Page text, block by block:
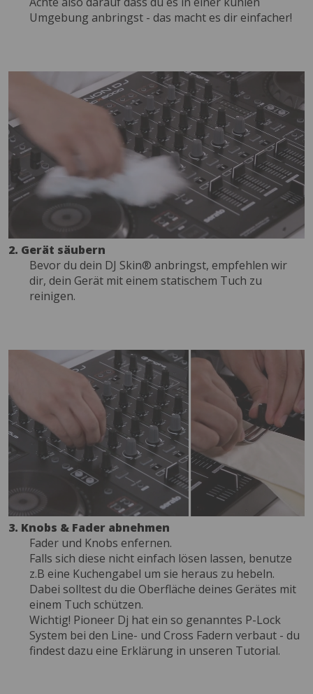
Umgebung anbringst - das macht es dir einfacher!
2. Gerät säubern
Bevor du dein DJ Skin® anbringst, empfehlen wir
dir, dein Gerät mit einem statischem Tuch zu
reinigen.
3. Knobs & Fader abnehmen
Fader und Knobs enfernen.
Falls sich diese nicht einfach lösen lassen, benutze
z.B eine Kuchengabel um sie heraus zu hebeln.
Dabei solltest du die Oberfläche deines Gerätes mit
einem Tuch schützen.
Wichtig! Pioneer Dj hat ein so genanntes P-Lock
System bei den Line- und Cross Fadern verbaut - du
findest dazu eine Erklärung in unseren Tutorial.